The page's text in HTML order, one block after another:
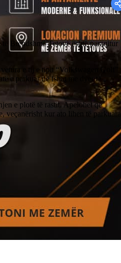
Brendshme Tetovë është paraqitur
e tij e tipit “Volkswagen Golf”
e parkuar në fshat me dyer të
e plotë të rastit. Apelohet që
veçanërisht kur ato lihen të parkuara